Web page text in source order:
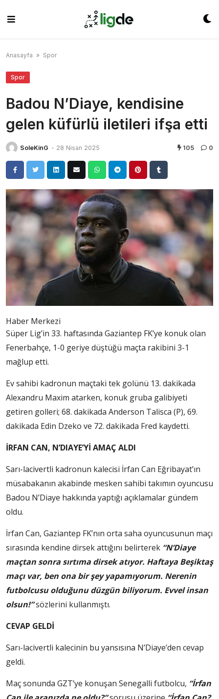
content
Anasayfa » Spor
Spor
Badou N’Diaye, kendisine
gelen küfürlü iletileri ifşa etti
SoleKinG - 28 Nisan 2025 105 0
Haber Merkezi
Süper Lig’in 33. haftasında Gaziantep FK’ye konuk olan
Fenerbahçe, 1-0 geriye düştüğü maçta rakibini 3-1
mağlup etti.
Ev sahibi kadronun maçtaki tek golünü 13. dakikada
Alexandru Maxim atarken, konuk gruba galibiyeti
getiren golleri; 68. dakikada Anderson Talisca (P), 69.
dakikada Edin Dzeko ve 72. dakikada Fred kaydetti.
İRFAN CAN, N’DIAYE’Yİ AMAÇ ALDI
Sarı-lacivertli kadronun kalecisi İrfan Can Eğribayat’ın
müsabakanın akabinde mesken sahibi takımın oyuncusu
Badou N’Diaye hakkında yaptığı açıklamalar gündem
oldu.
İrfan Can, Gaziantep FK’nın orta saha oyuncusunun maçı
sırasında kendine dirsek attığını belirterek “N’Diaye
maçtan sonra sırtıma dirsek atıyor. Haftaya Beşiktaş
maçı var, ben ona bir şey yapamıyorum. Nerenin
futbolcusu olduğunu düzgün biliyorum. Evvel insan
olsun!”sözlerini kullanmıştı.
CEVAP GELDİ
Sarı-lacivertli kalecinin bu yansısına N’Diaye’den cevap
geldi.
Maç sonunda GZT’ye konuşan Senegalli futbolcu, “İrfan